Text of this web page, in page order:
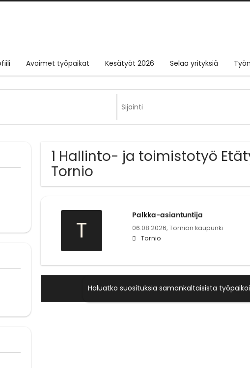
Avoimet työpaikat Kesätyöt 2026 Selaa yrityksiä
1 Hallinto- ja toimistotyö
Tornio
T
Palkka-asiantuntija
06.08.2026, Tornion kaupunki
Tornio
Haluatko suosituksia samankaltaisista